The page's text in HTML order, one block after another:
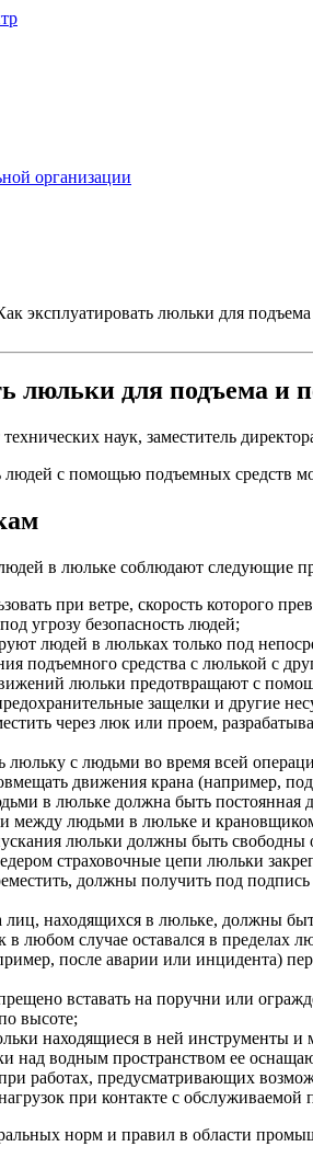
организации
эксплуатировать люльки для
люльки для подъема и
технических наук, заместитель
с помощью подъемных средств
в люльке соблюдают следующие
при ветре, скорость которого
угрозу безопасность людей;
людей в люльках только под
подъемного средства с люлькой с
люльки предотвращают с
защелки и другие
через люк или проем,
люльку с людьми во время всей
движения крана (например,
в люльке должна быть постоянная
между людьми в люльке и
люльки должны быть
страховочные цепи люльки
должны получить под подпись
лиц, находящихся в люльке, должны
в любом случае оставался в пределах
после аварии или инцидента)
вставать на поручни или
высоте;
находящиеся в ней инструменты
над водным пространством ее
работах, предусматривающих
при контакте с обслуживаемой
норм и правил в области